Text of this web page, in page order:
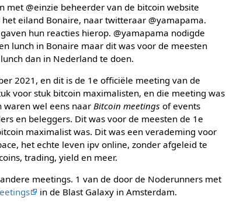
@einzie beheerder van de bitcoin website
eiland Bonaire, naar twitteraar @yamapama.
hun reacties hierop. @yamapama nodigde
lunch in Bonaire maar dit was voor de meesten
dan in Nederland te doen.
2021, en dit is de 1e officiële meeting van de
voor stuk bitcoin maximalisten, en die meeting was
waren wel eens naarBitcoin meetings of events
en beleggers. Dit was voor de meesten de 1e
maximalist was. Dit was een verademing voor
het echte leven ipv online, zonder afgeleid te
trading, yield en meer.
meetings. 1 van de door de Noderunners met
in de Blast Galaxy in Amsterdam.